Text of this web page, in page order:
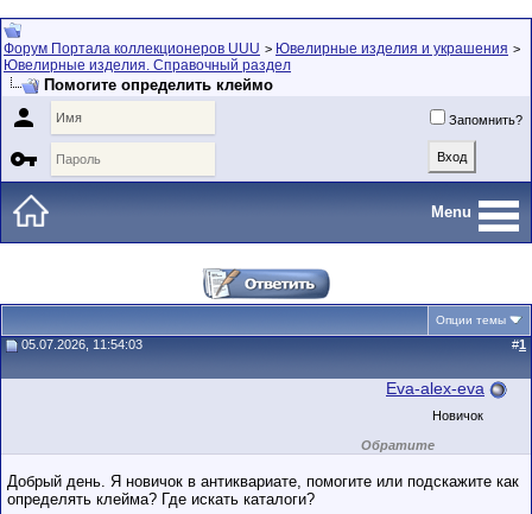
Форум Портала коллекционеров UUU > Ювелирные изделия и украшения >
Ювелирные изделия. Справочный раздел
Помогите определить клеймо
 Запомнить?

Menu
Опции темы
05.07.2026, 11:54:03 #1
Eva-alex-eva
Новичок
Обратите
внимание на
пользователя на
Добрый день. Я новичок в антиквариате, помогите или подскажите как
определять клейма? Где искать каталоги?